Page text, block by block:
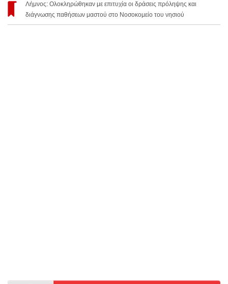
Λήμνος: Ολοκληρώθηκαν με επιτυχία οι δράσεις πρόληψης και
διάγνωσης παθήσεων μαστού στο Νοσοκομείο του νησιού